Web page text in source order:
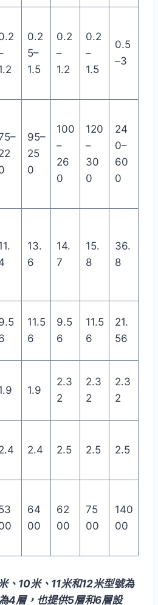
0.2
5–
1.5
0.2
–
1.2
0.2
–
1.5
0.5
–3
95–
25
0
100
–
26
0
120
–
30
0
24
0–
60
0
13.
6
14.
7
15.
8
36.
8
11.5
6
9.5
6
11.5
6
21.
56
1.9
2.3
2
2.3
2
2.3
2
2.4 2.5 2.5 2.5
64
00
62
00
75
00
140
00
、10米、11米和12米型號為
4層，也提供5層和6層設